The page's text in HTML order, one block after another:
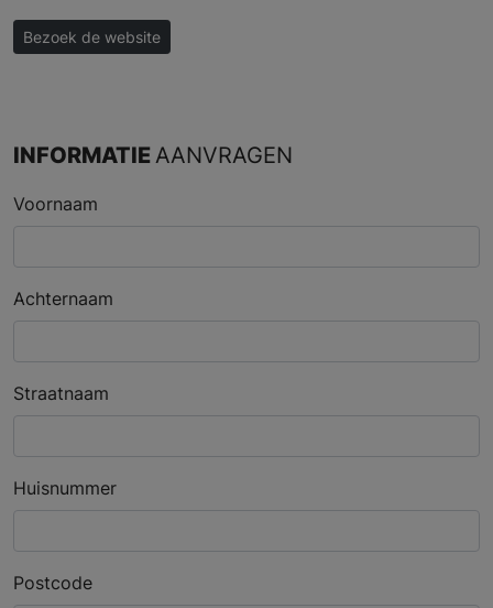
Bezoek de website
INFORMATIEAANVRAGEN
Voornaam
Achternaam
Straatnaam
Huisnummer
Postcode